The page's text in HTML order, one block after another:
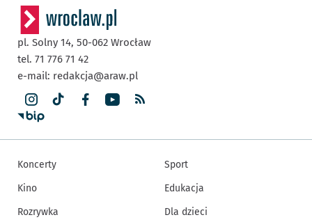
pl. Solny 14, 50-062 Wrocław
tel. 71 776 71 42
e-mail: redakcja@araw.pl
Koncerty
Kino
Rozrywka
Sport
Edukacja
Dla dzieci